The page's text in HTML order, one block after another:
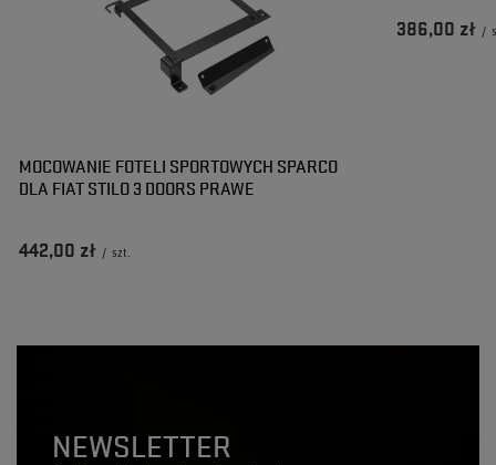
MOCOWANIE FOTELI SPORTOWYCH SPARCO
DLA FIAT STILO 3 DOORS PRAWE
442,00 zł / szt.
386,00 zł /
NEWSLETTER